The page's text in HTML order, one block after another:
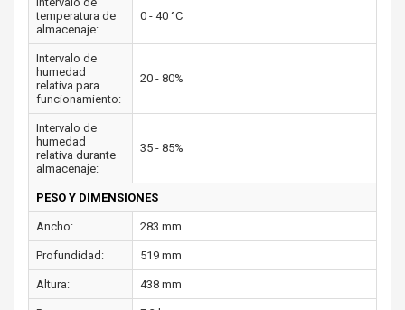
temperatura de
almacenaje:
0 - 40 °C
Intervalo de
humedad
relativa para
funcionamiento:
20 - 80%
Intervalo de
humedad
relativa durante
almacenaje:
35 - 85%
PESO Y DIMENSIONES
Ancho: 283 mm
Profundidad: 519 mm
Altura: 438 mm